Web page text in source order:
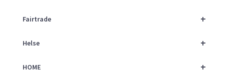
+
Fairtrade
+
Helse
+
HOME